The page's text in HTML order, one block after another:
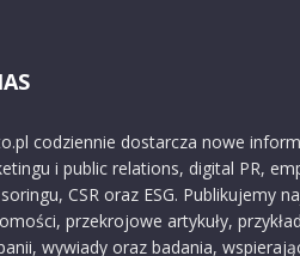
codziennie dostarcza nowe
i public relations, digital PR,
CSR oraz ESG. Publikujemy
przekrojowe artykuły,
wywiady oraz badania,